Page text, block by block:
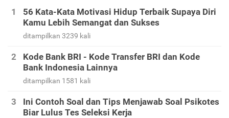
56 Kata-Kata Motivasi Hidup Terbaik Supaya Diri
Kamu Lebih Semangat dan Sukses
ditampilkan 3239 kali
Kode Bank BRI - Kode Transfer BRI dan Kode
Bank Indonesia Lainnya
ditampilkan 1581 kali
Ini Contoh Soal dan Tips Menjawab Soal Psikotes
Biar Lulus Tes Seleksi Kerja